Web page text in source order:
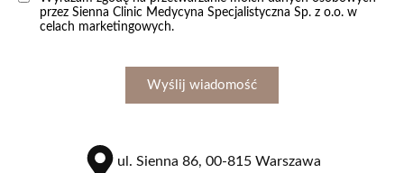
przez Sienna Clinic Medycyna Specjalistyczna Sp. z o.o. w
celach marketingowych.
Wyślij wiadomość
ul. Sienna 86, 00-815 Warszawa